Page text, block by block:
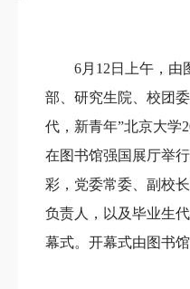
6月12日上午，由
部、研究生院、校团
代，新青年”北京大学
在图书馆强国展厅举
彩，党委常委、副校
负责人，以及毕业生
幕式。开幕式由图书